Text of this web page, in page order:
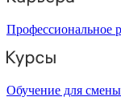
Профессиональное
Обучение для